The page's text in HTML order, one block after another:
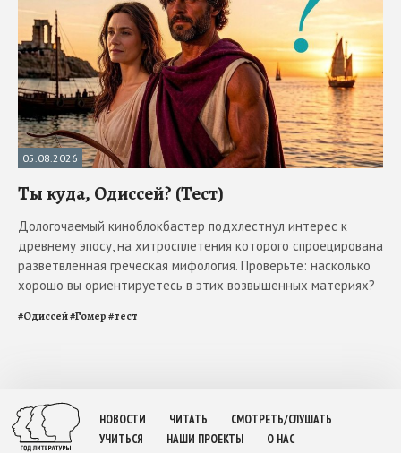
05.08.2026
Ты куда, Одиссей? (Тест)
Дологочаемый киноблокбастер подхлестнул интерес к
древнему эпосу, на хитросплетения которого спроецирована
разветвленная греческая мифология. Проверьте: насколько
хорошо вы ориентируетесь в этих возвышенных материях?
#Одиссей#Гомер#тест
НОВОСТИ ЧИТАТЬ
СМОТРЕТЬ/СЛУШАТЬ
УЧИТЬСЯ
НАШИ ПРОЕКТЫ О НАС